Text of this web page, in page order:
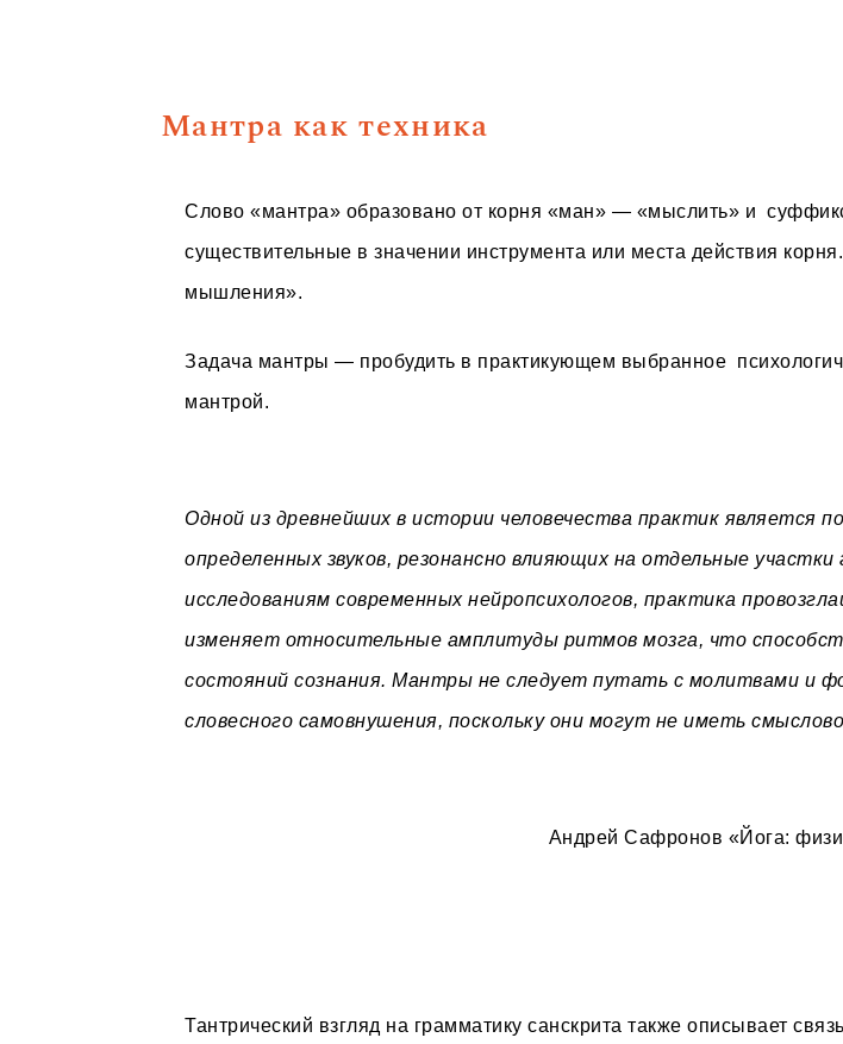
Мантра как техника
Слово «мантра» образовано от корня «ман» — «мыслить» и
существительные в значении инструмента или места действия
мышления».
Задача мантры — пробудить в практикующем выбранное
мантрой.
Одной из древнейших в истории человечества практик является
определенных звуков, резонансно влияющих на отдельные
исследованиям современных нейропсихологов, практика
изменяет относительные амплитуды ритмов мозга, что
состояний сознания. Мантры не следует путать с молитвами и
словесного самовнушения, поскольку они могут не иметь
Андрей Сафронов «Йога:
Тантрический взгляд на грамматику санскрита также описывает